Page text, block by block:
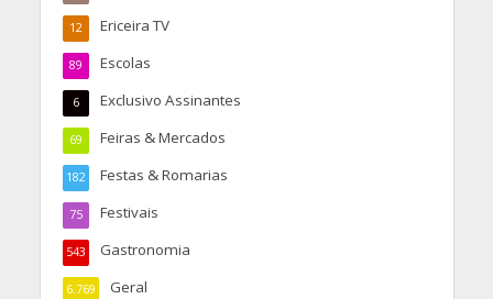
Ericeira TV
12
Escolas
89
Exclusivo Assinantes
6
Feiras & Mercados
69
Festas & Romarias
182
Festivais
75
Gastronomia
543
Geral
6.769